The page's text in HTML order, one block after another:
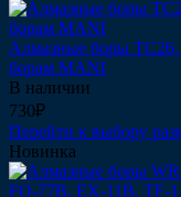
Алмазные боры TC26,
борам MANI
В наличии
730₽
Перейти к выбору
Новинка